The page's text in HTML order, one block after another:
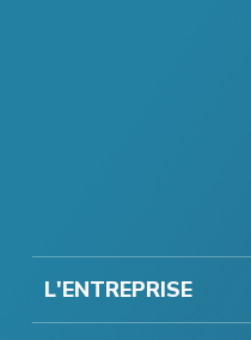
L'ENTREPRISE